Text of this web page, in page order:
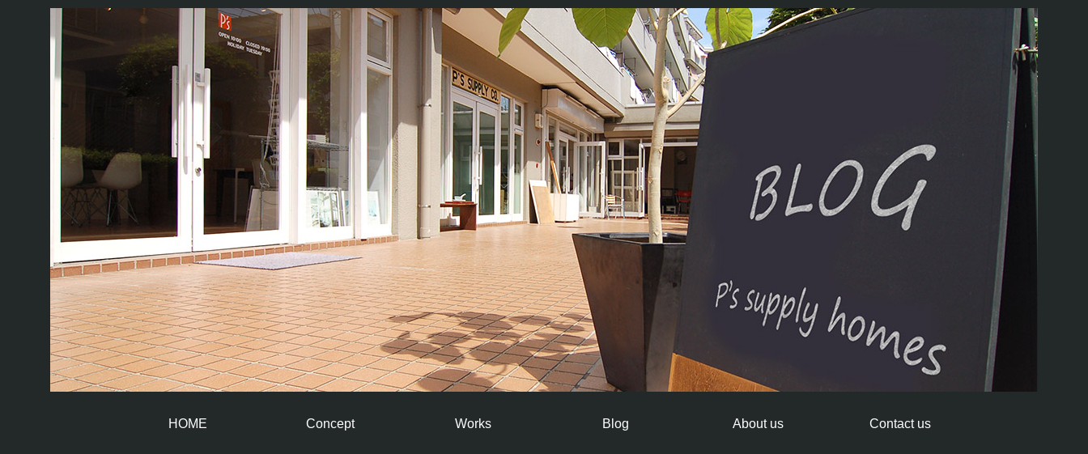
HOME Concept Works Blog About us Contact us